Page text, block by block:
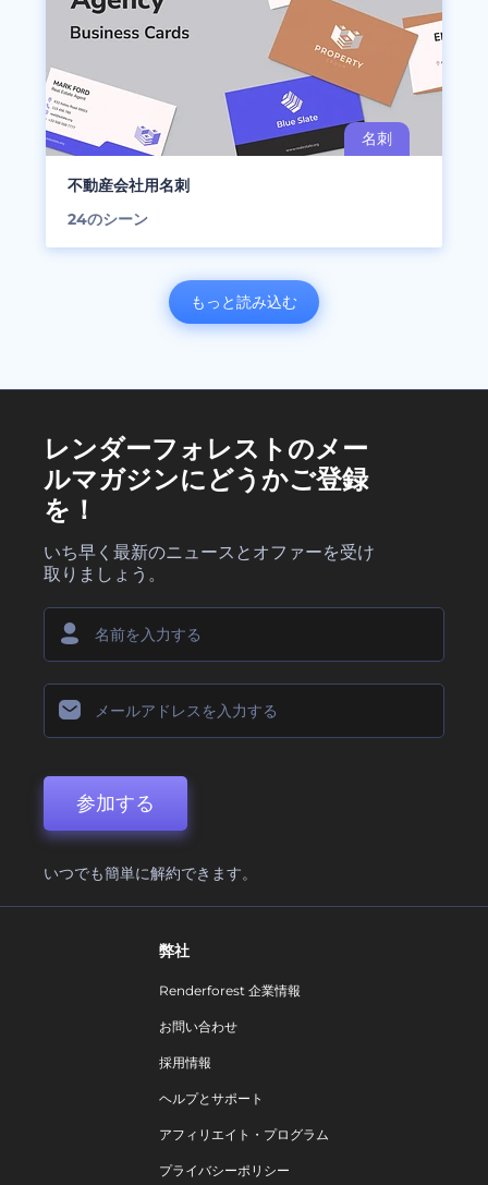
不動産会社用名刺
24のシーン
もっと読み込む
レンダーフォレストのメー
ルマガジンにどうかご登録
を！
いち早く最新のニュースとオファーを受け
取りましょう。
参加する
いつでも簡単に解約できます。
弊社
Renderforest 企業情報
お問い合わせ
採用情報
ヘルプとサポート
アフィリエイト・プログラム
プライバシーポリシー